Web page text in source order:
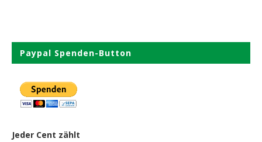
Paypal Spenden-Button
Jeder Cent zählt